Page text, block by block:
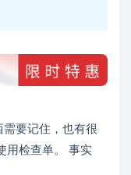
要记住，也有很
用检查单。 事实